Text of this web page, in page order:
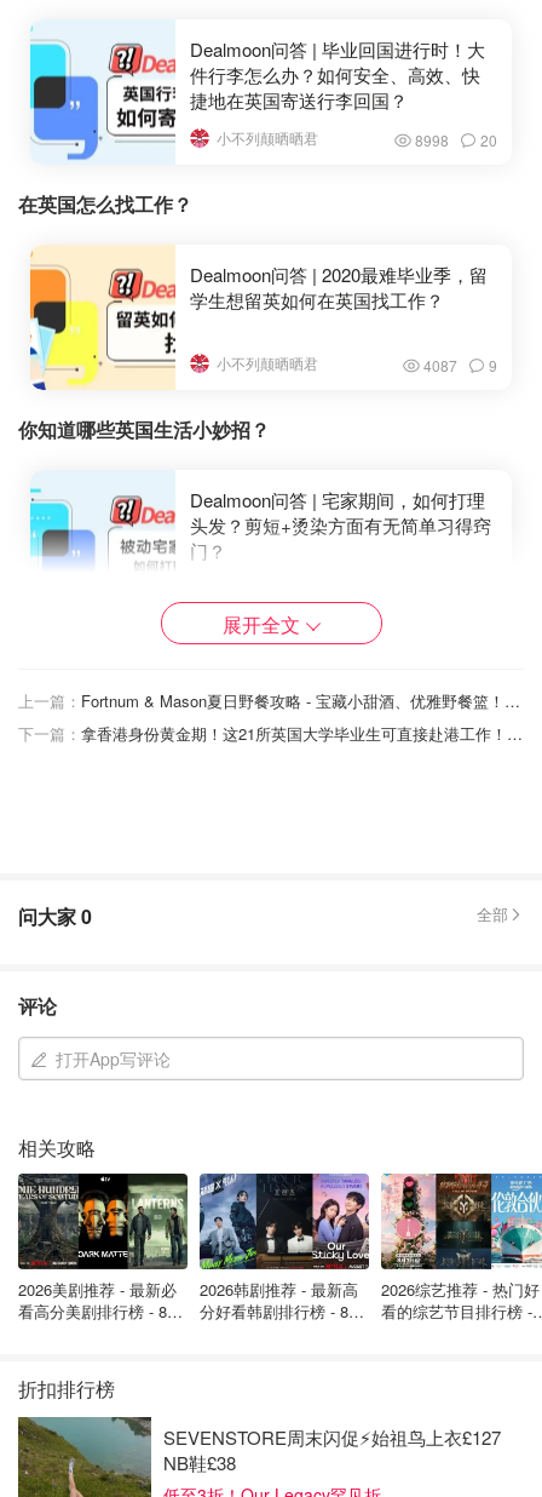
Dealmoon问答 | 毕业回国进行时！大
件行李怎么办？如何安全、高效、快
捷地在英国寄送行李回国？
小不列颠晒晒君 8998 20
在英国怎么找工作？
Dealmoon问答 | 2020最难毕业季，留
学生想留英如何在英国找工作？
小不列颠晒晒君 4087 9
你知道哪些英国生活小妙招？
Dealmoon问答 | 宅家期间，如何打理
头发？剪短+烫染方面有无简单习得窍
门？
Dealmoon问答 | 最近需要预约医生看
病问诊/开处方药怎么办？有人用过视
到底冲不冲突？要间隔多久？专家坐
在英国去哪儿玩？
小不列颠晒晒君 2280 10
Dealmoon问答 | 这个复活节假期你准
备去哪儿玩？
2021英国解封打卡地最新汇总 | 更新
啦！解封六大必打卡地点闪耀全场！
展开全文
上一篇：
Fortnum & Mason夏日野餐攻略 - 宝藏小甜酒、优雅野餐篮！王室同款野餐好物推荐！
下一篇：
拿香港身份黄金期！这21所英国大学毕业生可直接赴港工作！香港优才计划+高才通详解！
问大家0 全部
评论
打开App写评论
相关攻略
2026美剧推荐 - 最新必
看高分美剧排行榜 - 8月
2026韩剧推荐 - 最新高
分好看韩剧排行榜 - 8月
2026综艺推荐 - 热门好
看的综艺节目排行榜 -
折扣排行榜
SEVENSTORE周末闪促⚡️始祖鸟上衣£127
NB鞋£38